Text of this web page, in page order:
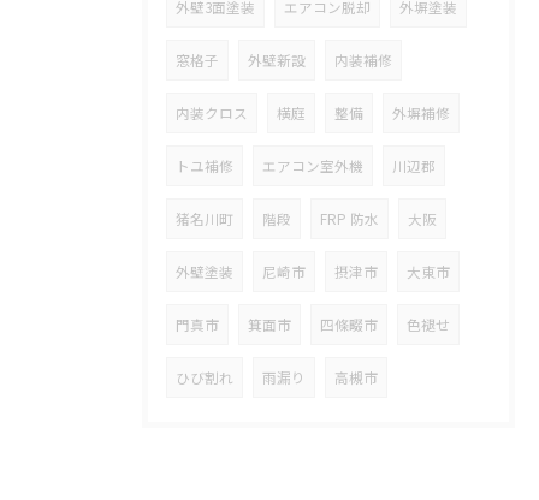
外壁3面塗装 エアコン脱却 外塀塗装
窓格子 外壁新設 内装補修
内装クロス 横庭 整備 外塀補修
トユ補修 エアコン室外機 川辺郡
猪名川町 階段 FRP 防水 大阪
外壁塗装 尼崎市 摂津市 大東市
門真市 箕面市 四條畷市 色褪せ
ひび割れ 雨漏り 高槻市